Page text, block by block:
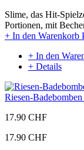
Slime, das Hit-
Portionen, mit
+ In den Warenkorb
+ In den
+ Details
Riesen-
17.90 CHF
17.90 CHF